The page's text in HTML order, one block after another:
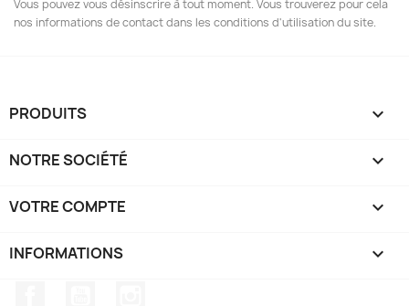
Vous pouvez vous désinscrire à tout moment. Vous trouverez pour cela
nos informations de contact dans les conditions d'utilisation du site.
PRODUITS 
NOTRE SOCIÉTÉ 
VOTRE COMPTE 
INFORMATIONS keyboard_arrow_down